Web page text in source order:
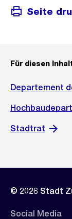
Seite
Für diesen
Departement
Stadtrat
© 2026 Stadt
Social Media